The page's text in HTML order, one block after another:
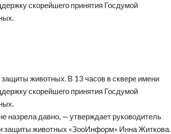
скорейшего принятия Госдумой
животных. В 13 часов в сквере имени
скорейшего принятия Госдумой
назрела давно, — утверждает руководитель
защиты животных «ЗооИнформ» Инна Житкова.